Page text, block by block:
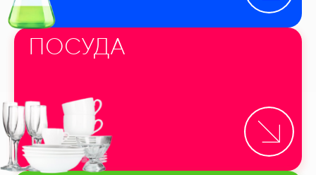
ПОСУДА